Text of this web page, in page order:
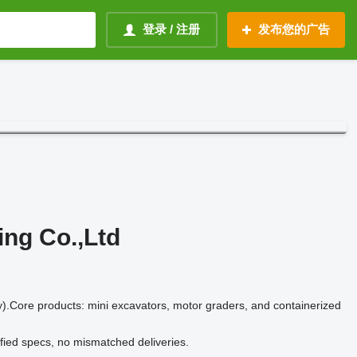
登录 / 注册 发布您的广告
Co.,Ltd
products: mini excavators, motor graders, and containerized
specs, no mismatched deliveries.